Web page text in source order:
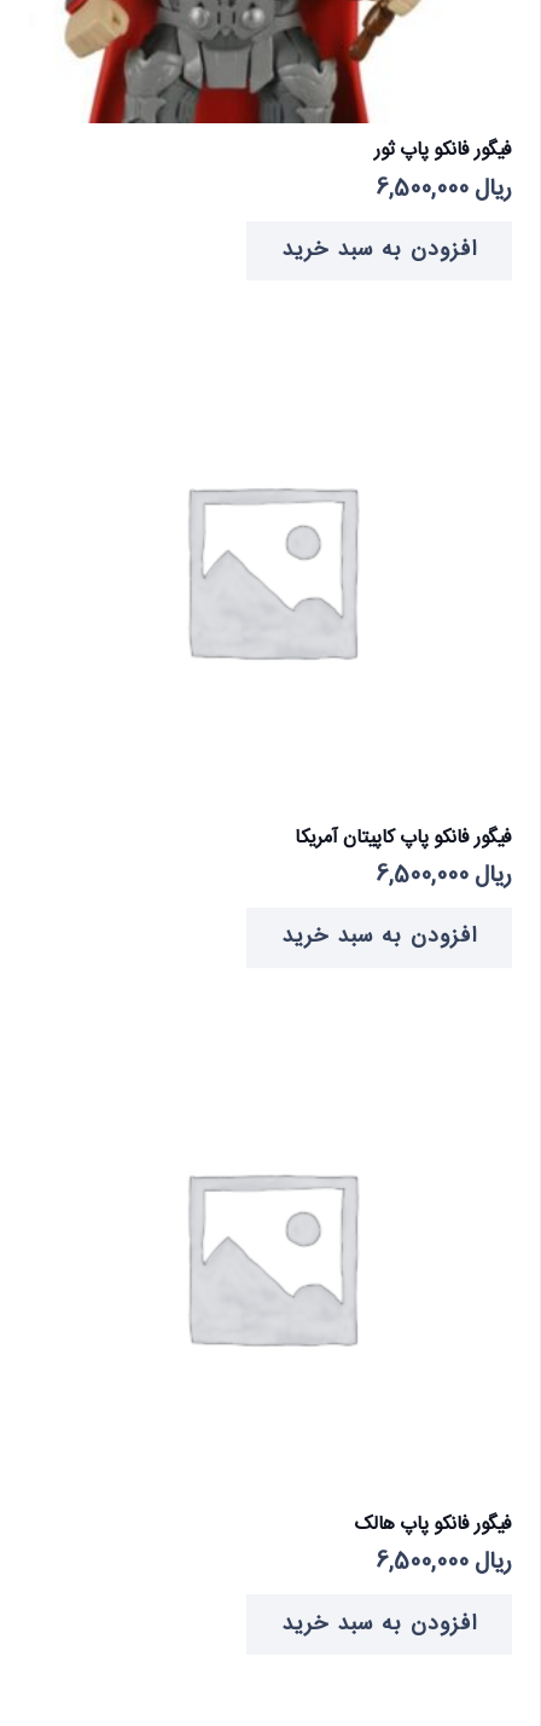
فیگور فانکو پاپ ثور
ریال
افزودن به سبد خرید
فیگور فانکو پاپ کاپیتان آمریکا
ریال
افزودن به سبد خرید
فیگور فانکو پاپ هالک
ریال
افزودن به سبد خرید